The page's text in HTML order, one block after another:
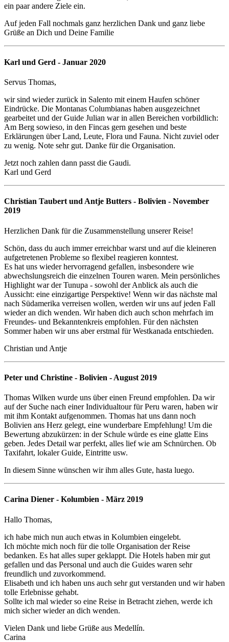
ein paar andere Ziele ein.
Auf jeden Fall nochmals ganz herzlichen Dank und ganz liebe
Grüße an Dich und Deine Familie
Karl und Gerd - Januar 2020
Servus Thomas,
wir sind wieder zurück in Salento mit einem Haufen schöner
Eindrücke. Die Montanas Columbianas haben ausgezeichnet
gearbeitet und der Guide Julian war in allen Bereichen vorbildlich:
Am Berg sowieso, in den Fincas gern gesehen und beste
Erklärungen über Land, Leute, Flora und Fauna. Nicht zuviel oder
zu wenig. Note sehr gut. Danke für die Organisation.
Jetzt noch zahlen dann passt die Gaudi.
Karl und Gerd
Christian Taubert und Antje Butters - Bolivien - November
2019
Herzlichen Dank für die Zusammenstellung unserer Reise!
Schön, dass du auch immer erreichbar warst und auf die kleineren
aufgetretenen Probleme so flexibel reagieren konntest.
Es hat uns wieder hervorragend gefallen, insbesondere wie
abwechslungsreich die einzelnen Touren waren. Mein persönliches
Highlight war der Tunupa - sowohl der Anblick als auch die
Aussicht: eine einzigartige Perspektive! Wenn wir das nächste mal
nach Südamerika verreisen wollen, werden wir uns auf jeden Fall
wieder an dich wenden. Wir haben dich auch schon mehrfach im
Freundes- und Bekanntenkreis empfohlen. Für den nächsten
Sommer haben wir uns aber erstmal für Westkanada entschieden.
Christian und Antje
Peter und Christine - Bolivien - August 2019
Thomas Wilken wurde uns über einen Freund empfohlen. Da wir
auf der Suche nach einer Individualtour für Peru waren, haben wir
mit ihm Kontakt aufgenommen. Thomas hat uns dann noch
Bolivien ans Herz gelegt, eine wunderbare Empfehlung! Um die
Bewertung abzukürzen: in der Schule würde es eine glatte Eins
geben. Jedes Detail war perfekt, alles lief wie am Schnürchen. Ob
Taxifahrt, lokaler Guide, Eintritte usw.
In diesem Sinne wünschen wir ihm alles Gute, hasta luego.
Carina Diener - Kolumbien - März 2019
Hallo Thomas,
ich habe mich nun auch etwas in Kolumbien eingelebt.
Ich möchte mich noch für die tolle Organisation der Reise
bedanken. Es hat alles super geklappt. Die Hotels haben mir gut
gefallen und das Personal und auch die Guides waren sehr
freundlich und zuvorkommend.
Elisabeth und ich haben uns auch sehr gut verstanden und wir haben
tolle Erlebnisse gehabt.
Sollte ich mal wieder so eine Reise in Betracht ziehen, werde ich
mich sicher wieder an dich wenden.
Vielen Dank und liebe Grüße aus Medellín.
Carina